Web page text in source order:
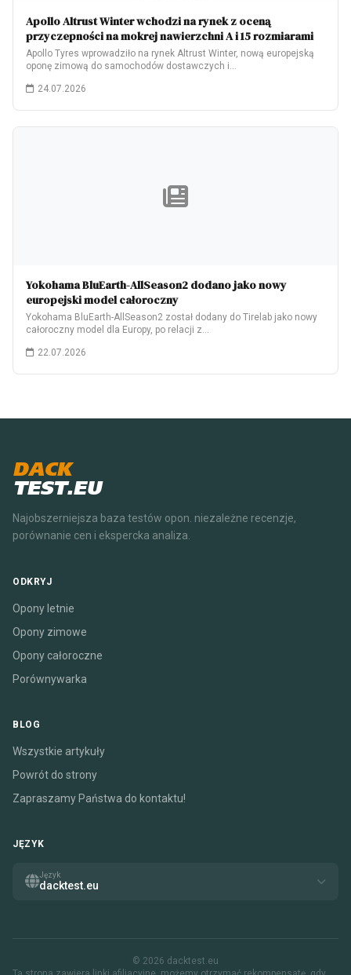
Apollo Altrust Winter wchodzi na rynek z oceną
przyczepności na mokrej nawierzchni A i 15 rozmiarami
Apollo Tyres wprowadziło na rynek Altrust Winter, nową europejską
oponę zimową do samochodów dostawczych i…
24.07.2026
Yokohama BluEarth-AllSeason2 dodano jako nowy
europejski model całoroczny
Yokohama BluEarth-AllSeason2 został dodany do Tirelab jako nowy
całoroczny model dla Europy, po relacji z…
22.07.2026
DACK
TEST.EU
Najobszerniejsza baza testów opon. niezależne recenzje,
porównanie cen i ekspercka analiza.
ODKRYJ
Opony letnie
Opony zimowe
Opony całoroczne
Porównywarka
BLOG
Wszystkie artykuły
Powrót do strony
Zapraszamy Państwa do kontaktu!
JĘZYK
Język
dacktest.eu
© 2026 dacktest.eu